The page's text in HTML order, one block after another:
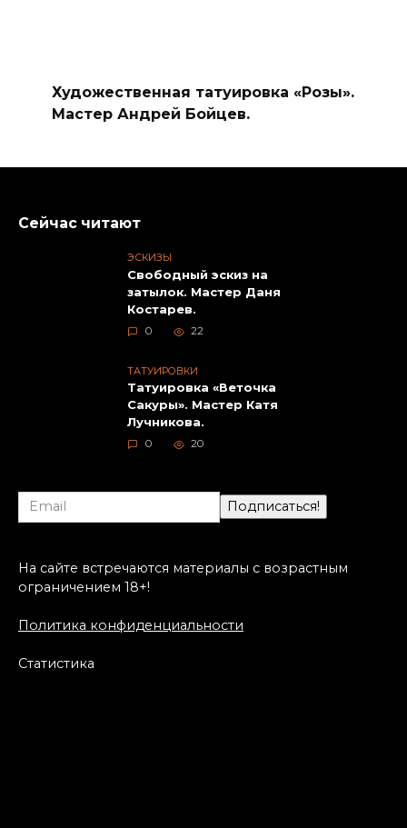
Художественная татуировка «Розы».
Мастер Андрей Бойцев.
Сейчас читают
ЭСКИЗЫ
Свободный эскиз на
затылок. Мастер Даня
Костарев.
0 22
ТАТУИРОВКИ
Татуировка «Веточка
Сакуры». Мастер Катя
Лучникова.
0 20
На сайте встречаются материалы с возрастным
ограничением 18+!
Политика конфиденциальности
Статистика